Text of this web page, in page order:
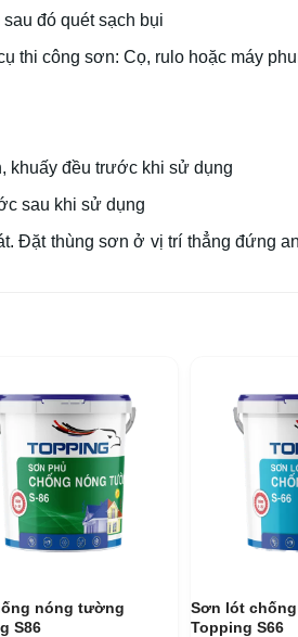
đó quét sạch bụi
thi công sơn: Cọ, rulo hoặc máy
khuấy đều trước khi sử dụng
sau khi sử dụng
Đặt thùng sơn ở vị trí thẳng đứng
nóng tường
S86
Sơn lót
Topping S66